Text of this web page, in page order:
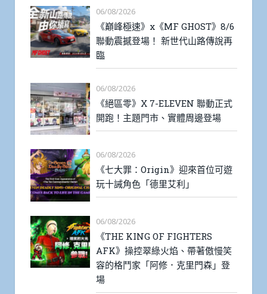
06/08/2026
《巔峰極速》x《MF GHOST》8/6
聯動震撼登場！ 新世代山路傳說再
臨
06/08/2026
《絕區零》X 7-ELEVEN 聯動正式
開跑！主題門市、實體周邊登場
06/08/2026
《七大罪：Origin》迎來首位可遊
玩十誡角色「德里艾利」
06/08/2026
《THE KING OF FIGHTERS
AFK》操控翠綠火焰、帶著傲慢笑
容的格鬥家「阿修．克里門森」登
場